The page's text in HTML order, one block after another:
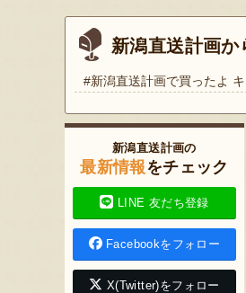
新潟直送計画か
#新潟直送計画で買ったよ
新潟直送計画の
最新情報をチェック
LINE 友だち登録
Facebookをフォロー
X(Twitter)をフォロー